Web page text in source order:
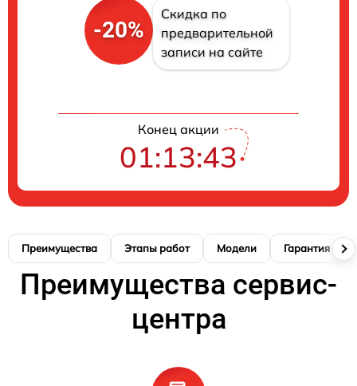
-20%
Скидка по
предварительной
записи на сайте
Конец акции
01:13:42
Преимущества Этапы работ Модели Гарантия
Преимущества сервис-
центра